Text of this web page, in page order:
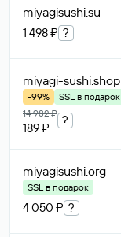
miyagisushi.su
1 498 ₽ ?
miyagi-sushi.shop
-99%
SSL в подарок
14 982 ₽
189 ₽
?
miyagisushi.org
SSL в подарок
4 050 ₽ ?